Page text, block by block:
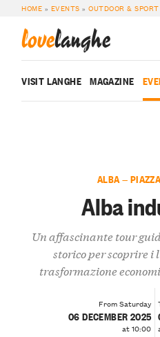
HOME » EVENTS »OUTDOOR & SPORT
lovelanghe
VISIT LANGHE MAGAZINE
ALBA —
Alba
Un affascinante tour
storico per scoprire i
trasformazione
From Saturday
06 DECEMBER 2025
at 10:00